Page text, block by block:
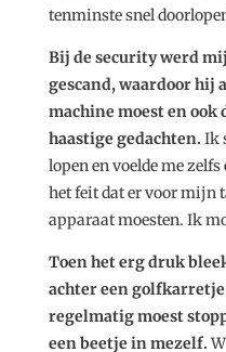
tenminste snel
Bij de security werd
gescand, waardoor hij
machine moest en
haastige gedachten. Ik
lopen en voelde me
het feit dat er voor mijn
apparaat moesten. Ik
Toen het erg druk
achter een
regelmatig moest
een beetje in mezelf.